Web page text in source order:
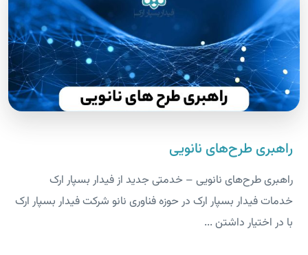
راهبری طرح‌های نانویی
راهبری طرح‌های نانویی – خدمتی جدید از فیدار بسپار ارک
خدمات فیدار بسپار ارک در حوزه فناوری نانو شرکت فیدار بسپار ارک
با در اختیار داشتن ...